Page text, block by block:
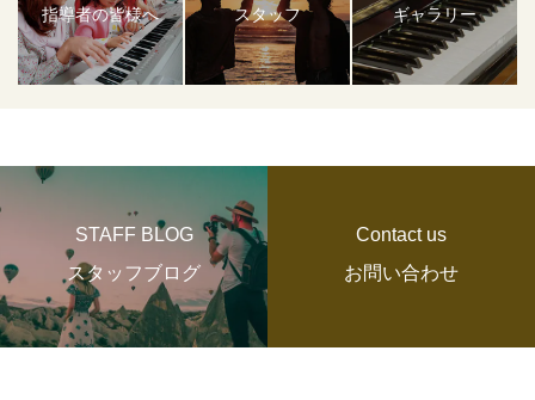
指導者の皆様へ スタッフ ギャラリー
STAFF BLOG
スタッフブログ
Contact us
お問い合わせ